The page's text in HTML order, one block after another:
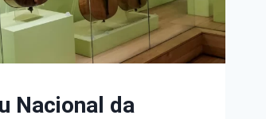
Nacional da